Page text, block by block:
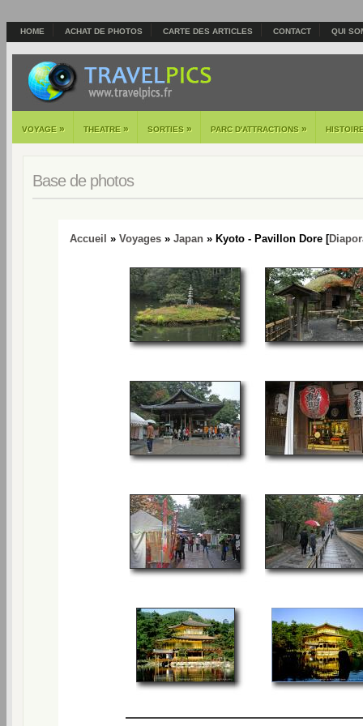
HOME ACHAT DE PHOTOS CARTE DES ARTICLES CONTACT QUI
VOYAGE » THEATRE » SORTIES » PARC D'ATTRACTIONS »
Base de photos
Accueil » Voyages » Japan » Kyoto - Pavillon Dore [